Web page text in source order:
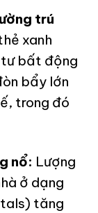
trú
xanh
tư bất động
bẩy lớn
trong đó
nổ: Lượng
ở dạng
tăng